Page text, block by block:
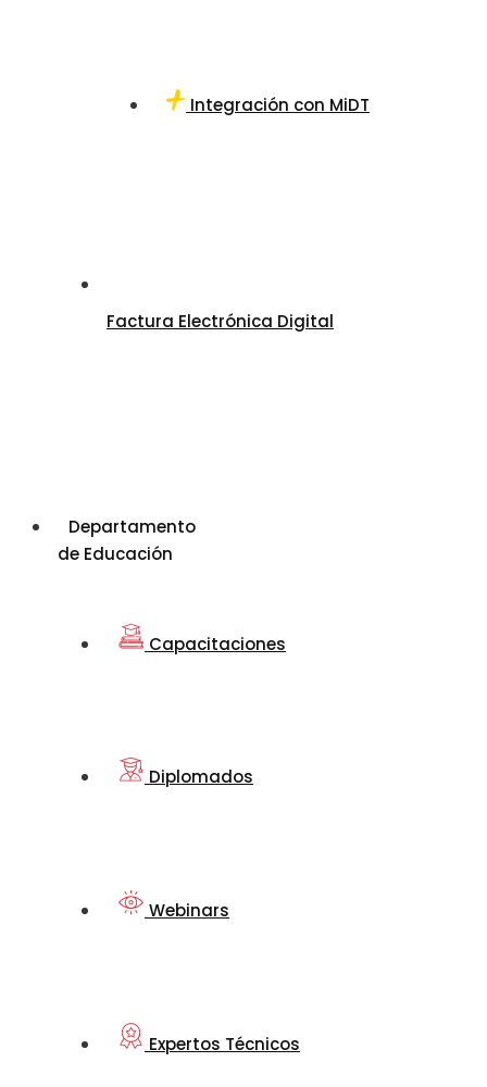
Integración con MiDT
Factura Electrónica Digital
Departamento
de Educación
Capacitaciones
Diplomados
Webinars
Expertos Técnicos